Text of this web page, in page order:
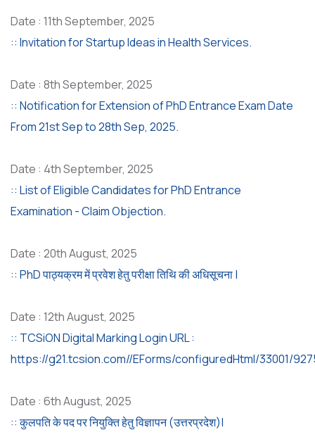
Date : 11th September, 2025
:: Invitation for Startup Ideas in Health Services.
Date : 8th September, 2025
:: Notification for Extension of PhD Entrance Exam Date
From 21st Sep to 28th Sep, 2025.
Date : 4th September, 2025
:: List of Eligible Candidates for PhD Entrance
Examination - Claim Objection.
Date : 20th August, 2025
:: PhD पाठ्यक्रम में प्रवेश हेतु परीक्षा तिथि की अधिसूचना |
Date : 12th August, 2025
:: TCSiON Digital Marking Login URL :
https://g21.tcsion.com//EForms/configuredHtml/33001/
Date : 6th August, 2025
:: कुलपति के पद पर नियुक्ति हेतु विज्ञापन (उत्तरप्रदेश)|